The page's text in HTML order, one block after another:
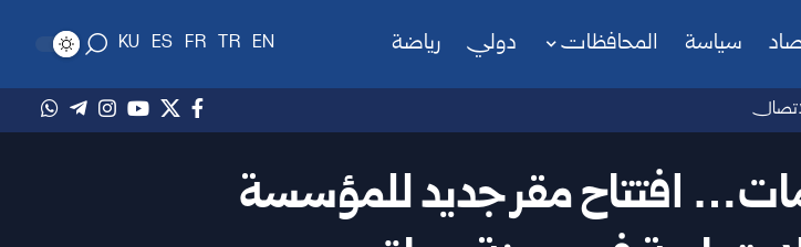
سياسة المحافظات دولي رياضة EN
TR
FR
ES
KU
افتتاح مقر جديد للمؤسسة